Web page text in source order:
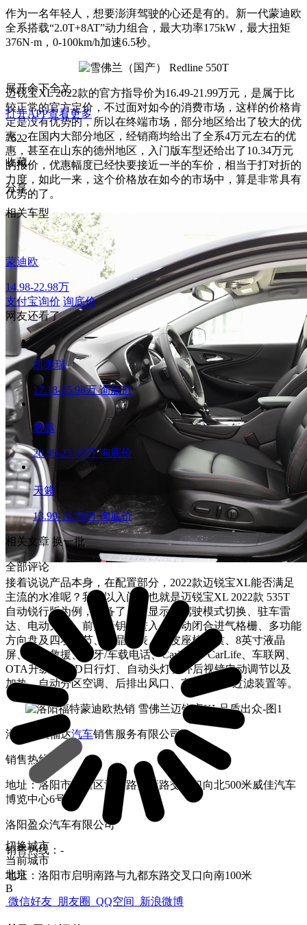
作为一名年轻人，想要澎湃驾驶的心还是有的。新一代蒙迪欧
全系搭载“2.0T+8AT”动力组合，最大功率175kW，最大扭矩
376N·m，0-100km/h加速6.5秒。
迈锐宝XL 2022款的官方指导价为16.49-21.99万元，是属于比
较正常的官方定价，不过面对如今的消费市场，这样的价格肯
定是没有优势的，所以在终端市场，部分地区给出了较大的优
惠，在国内大部分地区，经销商均给出了全系4万元左右的优
惠，甚至在山东的德州地区，入门版车型还给出了10.34万元
的报价，优惠幅度已经快要接近一半的车价，相当于打对折的
力度，如此一来，这个价格放在如今的市场中，算是非常具有
优势的了。
接着说说产品本身，在配置部分，2022款迈锐宝XL能否满足
主流的水准呢？我们以入门版也就是迈锐宝XL 2022款 535T
自动锐行版为例，配备了胎压显示、驾驶模式切换、驻车雷
达、电动天窗、前排无钥匙进入、主动闭合进气格栅、多功能
方向盘及四项调节、液晶仪表、仿皮座椅材质、8英寸液晶
屏、道路救援、蓝牙/车载电话、CarPlay、CarLife、车联网、
OTA升级、LED日行灯、自动头灯、外后视镜电动调节以及
加热、自动分区空调、后排出风口、车内PM2.5过滤装置等。
洛阳威佳福达汽车销售服务有限公司
销售热线：-
地址：洛阳市高新区河洛路安康路交叉口向北500米威佳汽车
博览中心6号
洛阳盈众汽车有限公司
销售热线：-
地址：洛阳市启明南路与九都东路交叉口向南100米
展开余下全文
打开APP查看更多
7622
收藏
分享
相关车型
蒙迪欧
14.98-22.98万
支付宝询价 询底价
网友还看了
凯美瑞
17.18-25.98万 询底价
君越
20.99-23.99万 询底价
天籁
13.99-16.79万 询底价
相关文章换一批
全部评论
切换城市
当前城市
北京
B
微信好友 朋友圈 QQ空间 新浪微博